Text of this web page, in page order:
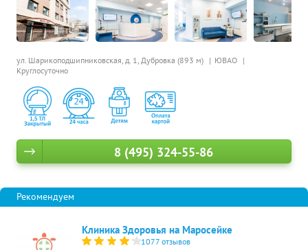
ул. Шарикоподшипниковская, д. 1, Дубровка (893 м)
ЮВАО
Круглосуточно
8 (495) 324-55-86
Клиника Здоровья на Маросейке
1077 отзывов